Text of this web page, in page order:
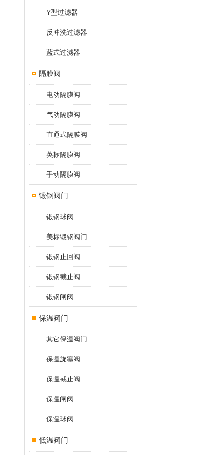
Y型过滤器
反冲洗过滤器
蓝式过滤器
隔膜阀
电动隔膜阀
气动隔膜阀
直通式隔膜阀
英标隔膜阀
手动隔膜阀
锻钢阀门
锻钢球阀
美标锻钢阀门
锻钢止回阀
锻钢截止阀
锻钢闸阀
保温阀门
其它保温阀门
保温旋塞阀
保温截止阀
保温闸阀
保温球阀
低温阀门